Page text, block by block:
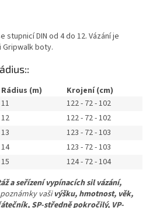
stupnicí DIN od 4 do 12. Vázání je
boty.
Rádius (m)
Krojení (cm)
11
122 - 72 - 102
12
122 - 72 - 102
13
123 - 72 - 103
14
123 - 72 - 103
15
124 - 72 - 104
a seřízení vypínacích sil vázání,
vašivýšku, hmotnost, věk,
SP-středně pokročilý, VP-